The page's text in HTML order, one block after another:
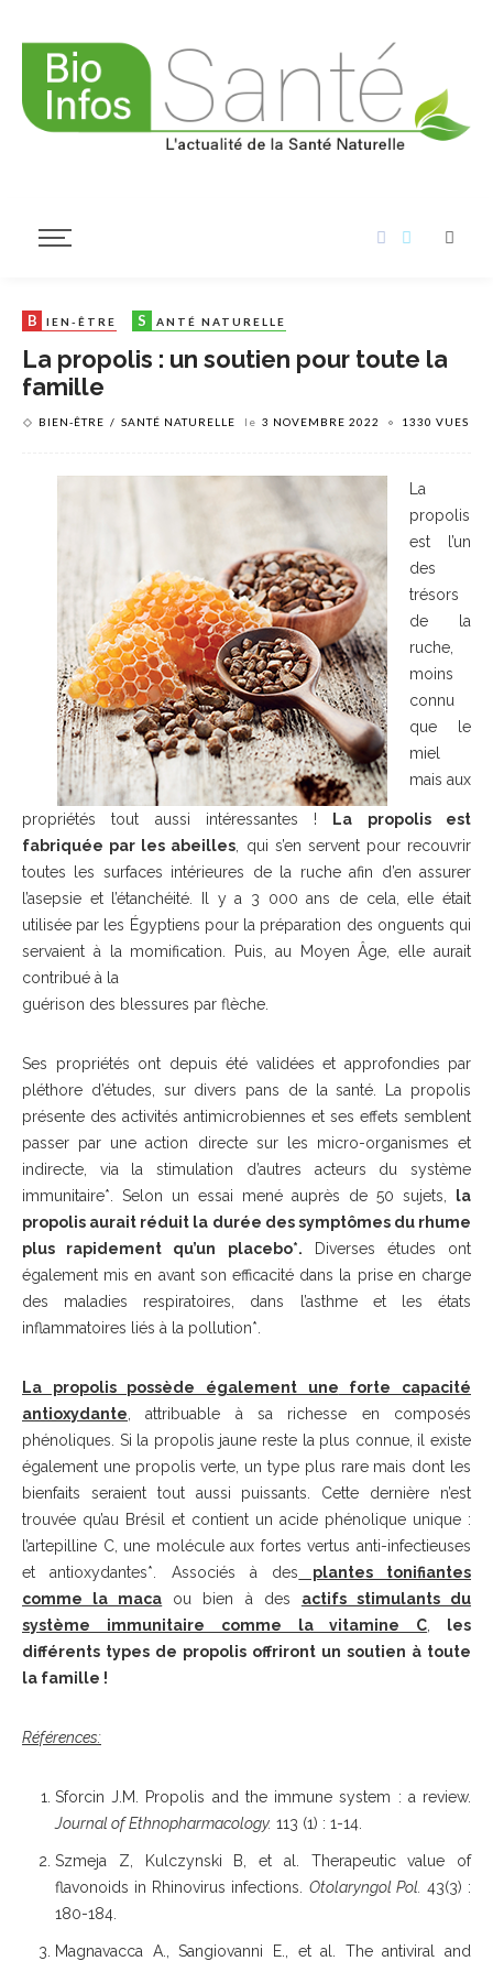
B IEN-ÊTRE S ANTÉ NATURELLE
La propolis : un soutien pour toute la
famille
BIEN-ÊTRE SANTÉ NATURELLE le 3 NOVEMBRE 2022 1330 VUES
La
propolis
est l’un
des
trésors
de la
ruche,
moins
connu
que le
miel
mais aux
propriétés tout aussi intéressantes !
La propolis est
fabriquée par les abeilles , qui s’en servent pour recouvrir
toutes les surfaces intérieures de la ruche afin d’en assurer
l’asepsie et l’étanchéité. Il y a 3 000 ans de cela, elle était
utilisée par les Égyptiens pour la préparation des onguents qui
servaient à la momification. Puis, au Moyen Âge, elle aurait
contribué à la
guérison des blessures par flèche.
Ses propriétés ont depuis été validées et approfondies par
pléthore d’études, sur divers pans de la santé. La propolis
présente des activités antimicrobiennes et ses effets semblent
passer par une action directe sur les micro-organismes et
indirecte, via la stimulation d’autres acteurs du système
immunitaire*. Selon un essai mené auprès de 50 sujets,
la
propolis aurait réduit la durée des symptômes du rhume
plus rapidement qu’un placebo*. Diverses études ont
également mis en avant son efficacité dans la prise en charge
des maladies respiratoires, dans l’asthme et les états
inflammatoires liés à la pollution*.
La propolis possède également une forte capacité
antioxydante , attribuable à sa richesse en composés
phénoliques. Si la propolis jaune reste la plus connue, il existe
également une propolis verte, un type plus rare mais dont les
bienfaits seraient tout aussi puissants. Cette dernière n’est
trouvée qu’au Brésil et contient un acide phénolique unique :
l’artepilline C, une molécule aux fortes vertus anti-infectieuses
et antioxydantes*. Associés à des plantes tonifiantes
comme la maca ou bien à des actifs stimulants du
système immunitaire comme la vitamine C
les
différents types de propolis offriront un soutien à toute
la famille !
Références:
Sforcin J.M. Propolis and the immune system : a review.
Journal of Ethnopharmacology. 113 (1) : 1-14.
Szmeja Z, Kulczynski B, et al. Therapeutic value of
flavonoids in Rhinovirus infections. Otolaryngol Pol. 43(3) :
180-184.
Magnavacca A., Sangiovanni E., et al. The antiviral and